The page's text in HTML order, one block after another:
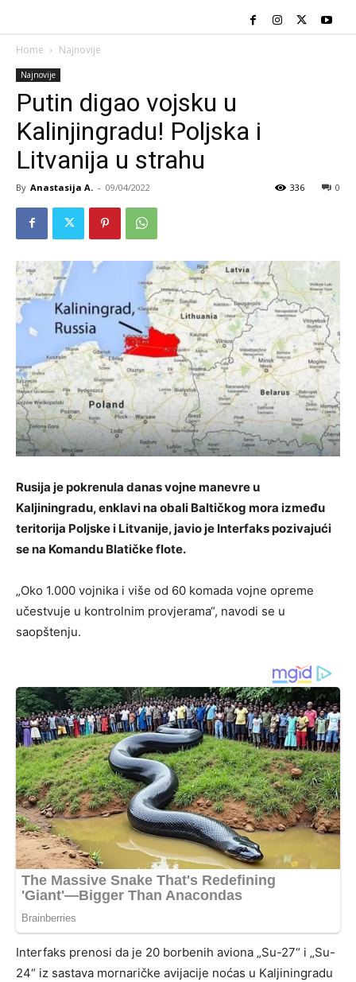
Home Najnovije
Najnovije
Putin digao vojsku u
Kalinjingradu! Poljska i
Litvanija u strahu
By Anastasija A. - 09/04/2022 0
336
Rusija je pokrenula danas vojne manevre u
Kaljiningradu, enklavi na obali Baltičkog mora između
teritorija Poljske i Litvanije, javio je Interfaks pozivajući
se na Komandu Blatičke flote.
„Oko 1.000 vojnika i više od 60 komada vojne opreme
učestvuje u kontrolnim provjerama“, navodi se u
saopštenju.
Interfaks prenosi da je 20 borbenih aviona „Su-27“ i „Su-
24“ iz sastava mornaričke avijacije noćas u Kaljiningradu